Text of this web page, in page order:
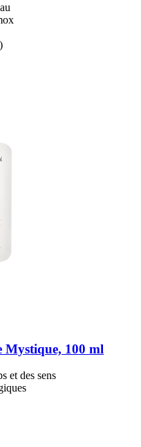
Mystique, 100 ml
et des sens